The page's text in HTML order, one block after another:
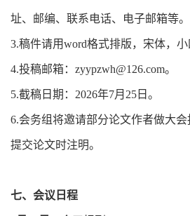
址、邮编、联系电话、电子邮箱等。
3.稿件请用word格式排版，宋体，小
4.投稿邮箱：zyypzwh@126.com。
5.截稿日期：2026年7月25日。
6.会务组将邀请部分论文作者做大
提交论文时注明。
七、会议日程